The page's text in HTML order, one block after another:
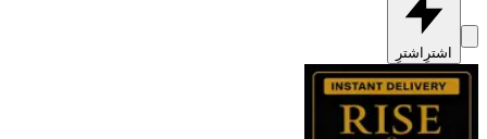
اشترِ اشترِ